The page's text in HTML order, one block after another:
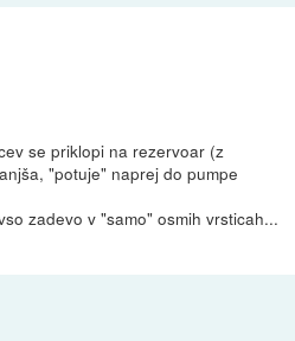
se priklopi na rezervoar (z
"potuje" naprej do pumpe
zadevo v "samo" osmih vrsticah...